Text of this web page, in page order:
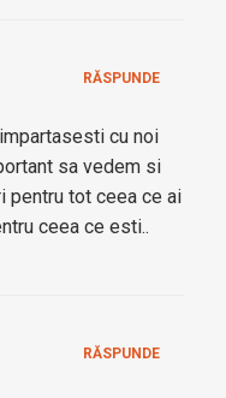
cu noi
sa vedem si
pentru tot ceea ce ai
ceea ce esti..
RĂSPUNDE
RĂSPUNDE